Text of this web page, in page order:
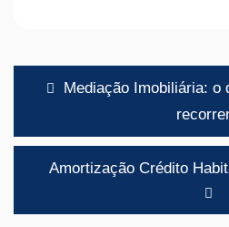
Navegação
artigos
Mediação Imobiliária: o
Amortização Crédito